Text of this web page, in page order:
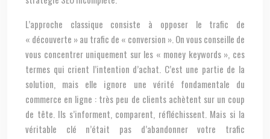
L’approche classique consiste à opposer le trafic de
« découverte » au trafic de « conversion ». On vous conseille de
vous concentrer uniquement sur les « money keywords », ces
termes qui crient l’intention d’achat. C’est une partie de la
solution, mais elle ignore une vérité fondamentale du
commerce en ligne : très peu de clients achètent sur un coup
de tête. Ils s’informent, comparent, réfléchissent. Mais si la
véritable clé n’était pas d’abandonner votre trafic